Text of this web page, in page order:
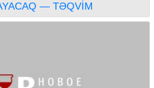
— TƏQVİM